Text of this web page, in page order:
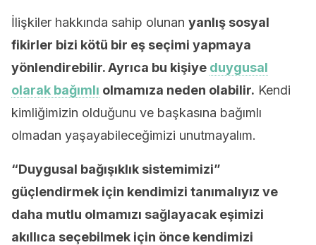
İlişkiler hakkında sahip olunan yanlış sosyal
fikirler bizi kötü bir eş seçimi yapmaya
yönlendirebilir. Ayrıca bu kişiye duygusal
olarak bağımlı olmamıza neden olabilir. Kendi
kimliğimizin olduğunu ve başkasına bağımlı
olmadan yaşayabileceğimizi unutmayalım.
“Duygusal bağışıklık sistemimizi”
güçlendirmek için kendimizi tanımalıyız ve
daha mutlu olmamızı sağlayacak eşimizi
akıllıca seçebilmek için önce kendimizi